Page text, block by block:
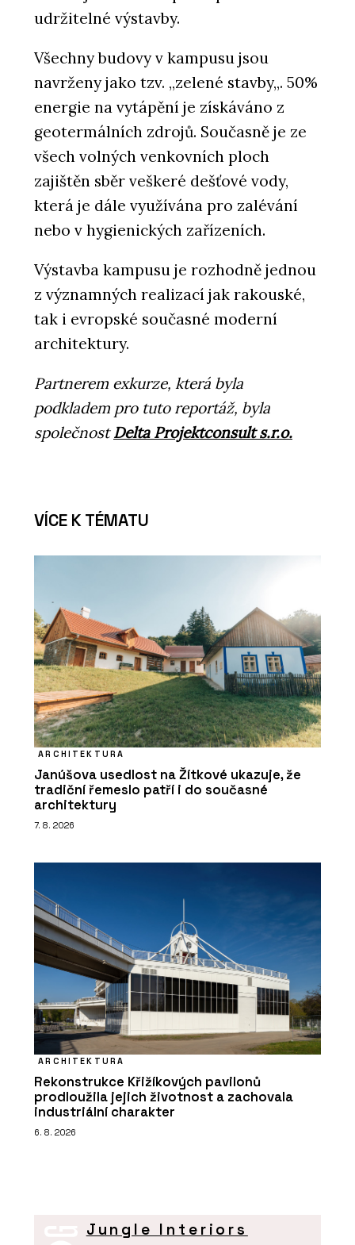
udržitelné výstavby.
Všechny budovy v kampusu jsou
navrženy jako tzv. ,,zelené stavby,,. 50%
energie na vytápění je získáváno z
geotermálních zdrojů. Současně je ze
všech volných venkovních ploch
zajištěn sběr veškeré dešťové vody,
která je dále využívána pro zalévání
nebo v hygienických zařízeních.
Výstavba kampusu je rozhodně jednou
z významných realizací jak rakouské,
tak i evropské současné moderní
architektury.
Partnerem exkurze, která byla
podkladem pro tuto reportáž, byla
společnostDelta Projektconsult s.r.o.
VÍCE K TÉMATU
ARCHITEKTURA
Janúšova usedlost na Žítkové ukazuje, že
tradiční řemeslo patří i do současné
architektury
7. 8. 2026
ARCHITEKTURA
Rekonstrukce Křižíkových pavilonů
prodloužila jejich životnost a zachovala
industriální charakter
6. 8. 2026
Jungle Interiors